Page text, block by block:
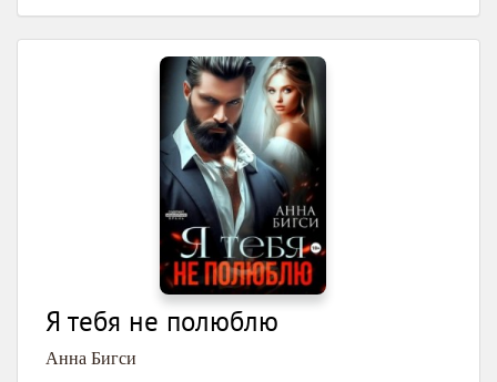
Я тебя не полюблю
Анна Бигси